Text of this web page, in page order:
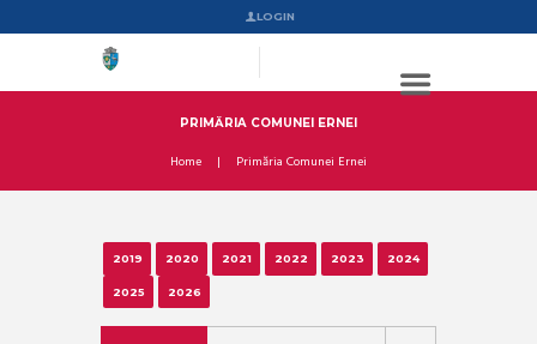
LOGIN
PRIMĂRIA COMUNEI ERNEI
Home Primăria Comunei Ernei
2019 2020 2021 2022 2023 2024
2025 2026